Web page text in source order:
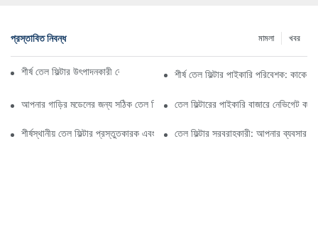
প্রস্তাবিত নিবন্ধ খবর
মামলা
শীর্ষ তেল ফিল্টার উৎপাদনকারী কোম্পানি: একটি বিস্তৃত সারসংক্ষেপশীর্ষ তেল ফিল্টার পাইকারি পরিবেশক: কাকে
আপনার গাড়ির মডেলের জন্য সঠিক তেল ফিল্টার নির্বাচন করা: মূল বিবেচ্য বিষয়গুলি
তেল ফিল্টারের পাইকারি বাজারে নেভিগেট
শীর্ষস্থানীয় তেল ফিল্টার প্রস্তুতকারক এবং তাদের উদ্ভাবনের উপর স্পটলাইট
তেল ফিল্টার সরবরাহকারী: আপনার ব্যবসার